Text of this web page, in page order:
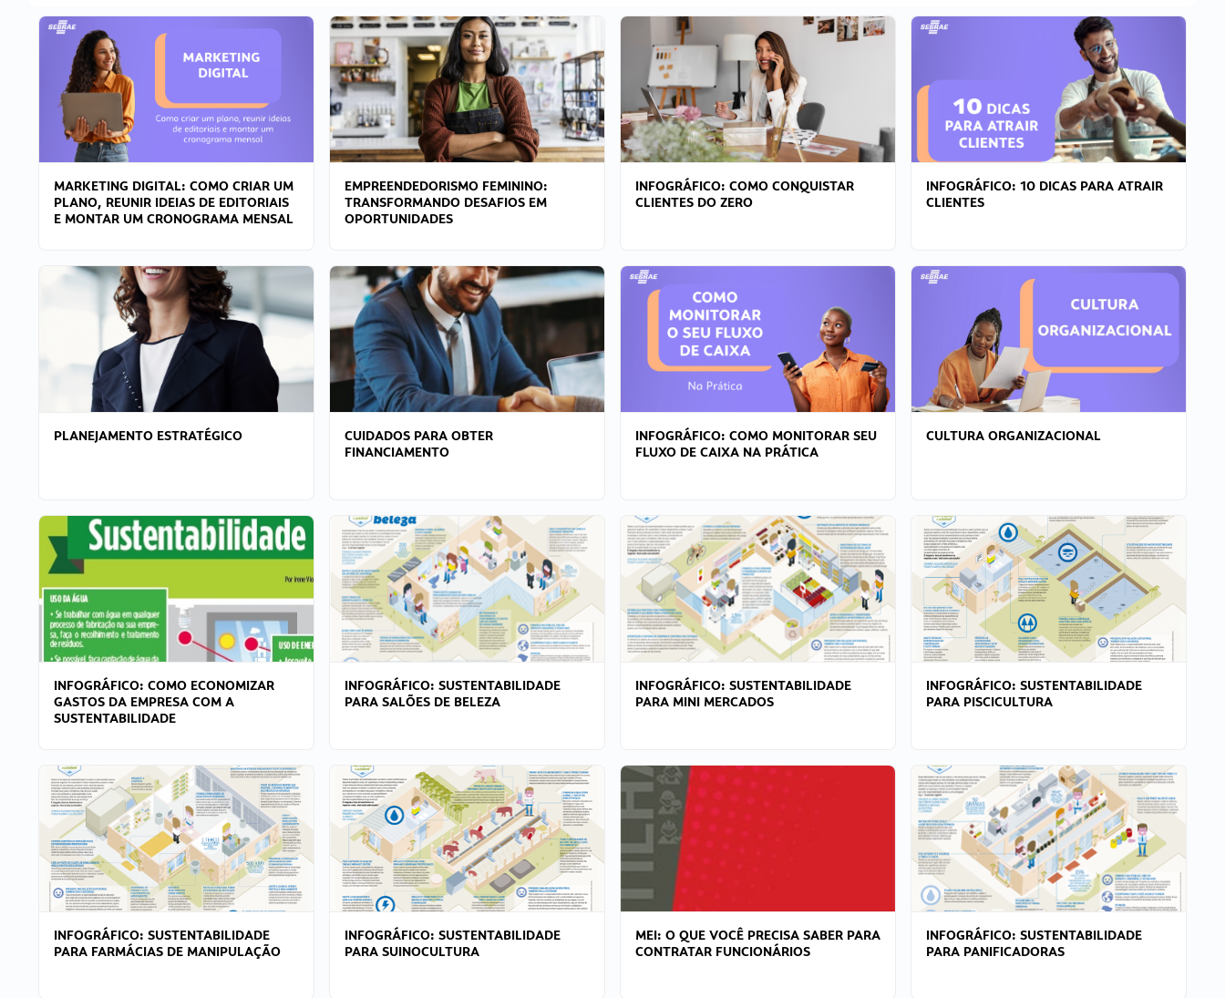
MARKETING DIGITAL: COMO CRIAR UM
PLANO, REUNIR IDEIAS DE EDITORIAIS
E MONTAR UM CRONOGRAMA MENSAL
EMPREENDEDORISMO FEMININO:
TRANSFORMANDO DESAFIOS EM
OPORTUNIDADES
INFOGRÁFICO: COMO CONQUISTAR
CLIENTES DO ZERO
INFOGRÁFICO: 10 DICAS PARA ATRAIR
CLIENTES
PLANEJAMENTO ESTRATÉGICO
CUIDADOS PARA OBTER
FINANCIAMENTO
INFOGRÁFICO: COMO MONITORAR SEU
FLUXO DE CAIXA NA PRÁTICA
CULTURA ORGANIZACIONAL
INFOGRÁFICO: COMO ECONOMIZAR
GASTOS DA EMPRESA COM A
SUSTENTABILIDADE
INFOGRÁFICO: SUSTENTABILIDADE
PARA SALÕES DE BELEZA
INFOGRÁFICO: SUSTENTABILIDADE
PARA MINI MERCADOS
INFOGRÁFICO: SUSTENTABILIDADE
PARA PISCICULTURA
INFOGRÁFICO: SUSTENTABILIDADE
PARA FARMÁCIAS DE MANIPULAÇÃO
INFOGRÁFICO: SUSTENTABILIDADE
PARA SUINOCULTURA
MEI: O QUE VOCÊ PRECISA SABER PARA
CONTRATAR FUNCIONÁRIOS
INFOGRÁFICO: SUSTENTABILIDADE
PARA PANIFICADORAS